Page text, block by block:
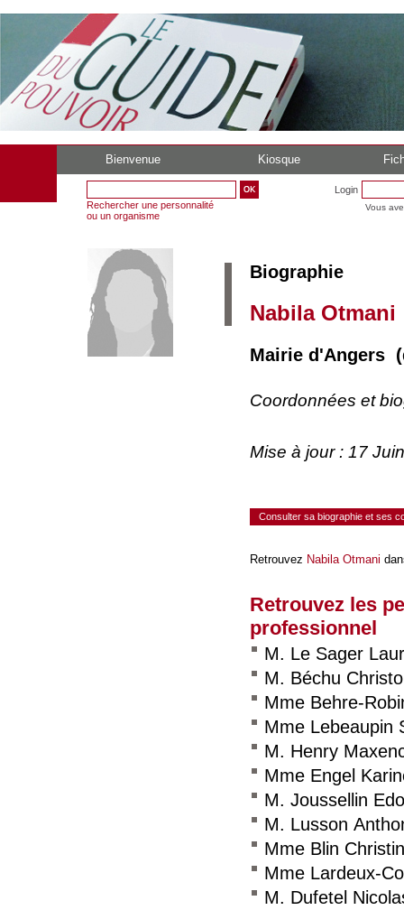
Bienvenue Kiosque
Rechercher une personnalité
ou un organisme
Login
Vous
Biographie
Nabila Otmani
Mairie d'Angers
Coordonnées et
Mise à jour : 17
Consulter sa biographie et ses
Retrouvez Nabila Otmani
Retrouvez les
professionnel
M. Le Sager
M. Béchu
Mme Behre-
Mme Lebeaupin
M. Henry
Mme Engel
M. Joussellin
M. Lusson
Mme Blin
Mme Lardeux-
M. Dufetel